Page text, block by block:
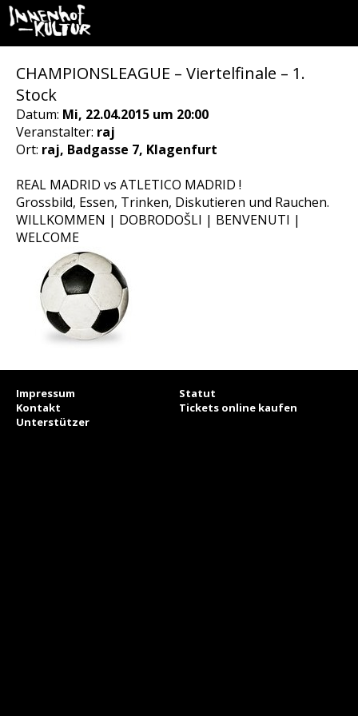
CHAMPIONSLEAGUE – Viertelfinale – 1.
Stock
Datum: Mi, 22.04.2015 um 20:00
Veranstalter: raj
Ort: raj, Badgasse 7, Klagenfurt
REAL MADRID vs ATLETICO MADRID !
Grossbild, Essen, Trinken, Diskutieren und Rauchen.
WILLKOMMEN | DOBRODOŠLI | BENVENUTI |
WELCOME
Impressum
Statut
Kontakt
Tickets online kaufen
Unterstützer